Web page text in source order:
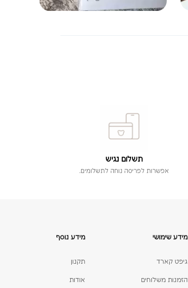
תשלום נגיש
אפשרות לפריסה נוחה לתשלומים.
מידע שימושי
גיפט קארד
הזמנות משלוחים
מידע נוסף
תקנון
אודות